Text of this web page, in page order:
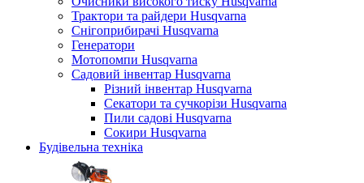
Трактори та райдери Husqvarna
Снігоприбирачі Husqvarna
Генератори
Мотопомпи Husqvarna
Садовий інвентар Husqvarna
Різний інвентар Husqvarna
Секатори та сучкорізи Husqvarna
Пили садові Husqvarna
Сокири Husqvarna
Будівельна техніка